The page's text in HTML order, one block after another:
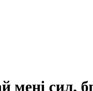
мені сил,